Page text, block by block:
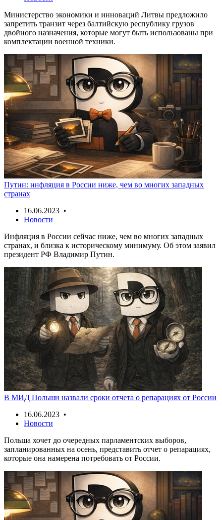
Министерство экономики и инноваций Литвы предложило
запретить транзит через балтийскую республику грузов
двойного назначения, которые могут быть использованы при
комплектации военной техники.
Путин: инфляция в России ниже, чем во многих западных
странах
16.06.2023 •
Новости
Инфляция в России сейчас ниже, чем во многих западных
странах, и близка к историческому минимуму. Об этом заявил
президент РФ Владимир Путин.
В МИД Польши назвали сроки отчета о репарациях от России
16.06.2023 •
Новости
Польша хочет до очередных парламентских выборов,
запланированных на осень, представить отчет о репарациях,
которые она намерена потребовать от России.